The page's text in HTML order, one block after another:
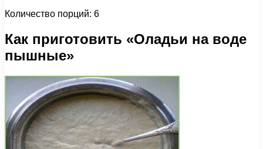
Количество порций: 6
Как приготовить «Оладьи на воде
пышные»